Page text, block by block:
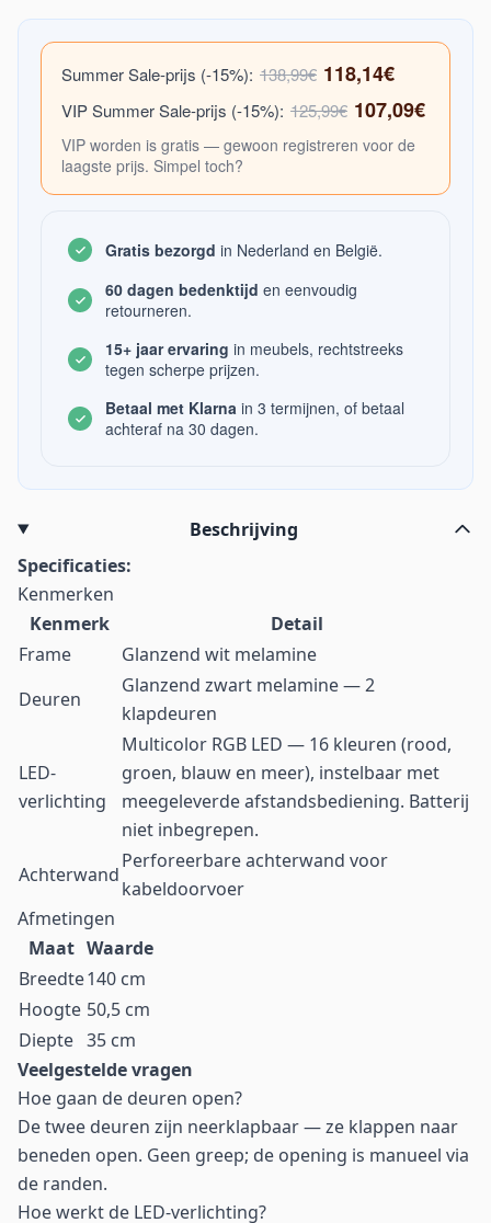
Summer Sale-prijs (-15%): 138,99€ 118,14€
VIP Summer Sale-prijs (-15%): 125,99€ 107,09€
VIP worden is gratis — gewoon registreren voor de
laagste prijs. Simpel toch?
Gratis bezorgd in Nederland en België.
60 dagen bedenktijd en eenvoudig
retourneren.
15+ jaar ervaring in meubels, rechtstreeks
tegen scherpe prijzen.
Betaal met Klarna in 3 termijnen, of betaal
achteraf na 30 dagen.
Beschrijving
Specificaties:
Kenmerken
Kenmerk
Detail
Frame
Glanzend wit melamine
Deuren
Glanzend zwart melamine — 2
klapdeuren
LED-
verlichting
Multicolor RGB LED — 16 kleuren (rood,
groen, blauw en meer), instelbaar met
meegeleverde afstandsbediening. Batterij
niet inbegrepen.
Achterwand
Perforeerbare achterwand voor
kabeldoorvoer
Afmetingen
Maat Waarde
Breedte140 cm
Hoogte 50,5 cm
Diepte 35 cm
Veelgestelde vragen
Hoe gaan de deuren open?
De twee deuren zijn neerklapbaar — ze klappen naar
beneden open. Geen greep; de opening is manueel via
de randen.
Hoe werkt de LED-verlichting?